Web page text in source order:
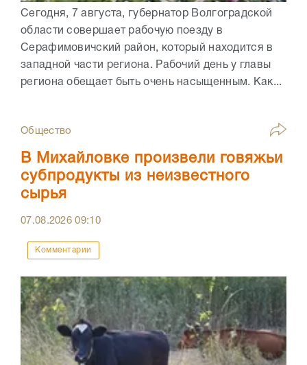
Сегодня, 7 августа, губернатор Волгоградской
области совершает рабочую поезду в
Серафимовичский район, который находится в
западной части региона. Рабочий день у главы
региона обещает быть очень насыщенным. Как...
Общество
В Михайловке произвели говяжьи
субпродукты из неизвестного
сырья
07.08.202609:10
Комментарии